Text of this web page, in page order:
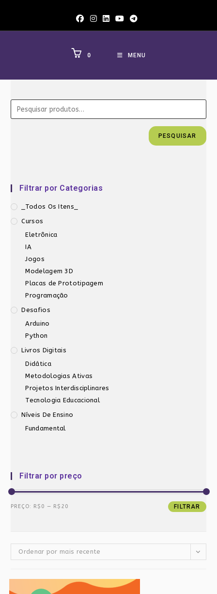
0 MENU
PESQUISAR
Filtrar por Categorias
_Todos Os Itens_
Cursos
Eletrônica
IA
Jogos
Modelagem 3D
Placas de Prototipagem
Programação
Desafios
Arduino
Python
Livros Digitais
Didática
Metodologias Ativas
Projetos Interdisciplinares
Tecnologia Educacional
Níveis De Ensino
Fundamental
Filtrar por preço
Preço
Preço
FILTRAR
PREÇO: R$0 — R$20
Ordenar por mais recente